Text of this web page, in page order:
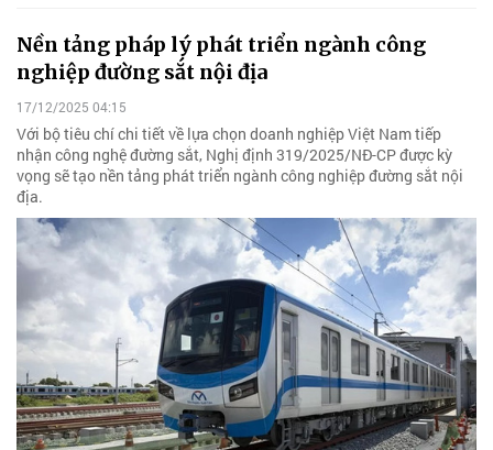
Nền tảng pháp lý phát triển ngành công
nghiệp đường sắt nội địa
17/12/2025 04:15
Với bộ tiêu chí chi tiết về lựa chọn doanh nghiệp Việt Nam tiếp
nhận công nghệ đường sắt, Nghị định 319/2025/NĐ-CP được kỳ
vọng sẽ tạo nền tảng phát triển ngành công nghiệp đường sắt nội
địa.